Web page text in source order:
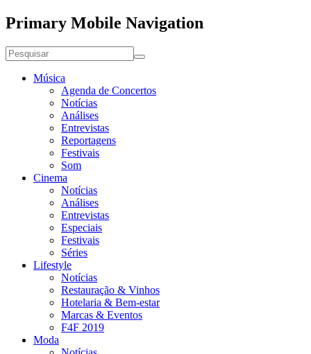
Primary Mobile Navigation
Música
Agenda de Concertos
Notícias
Análises
Entrevistas
Reportagens
Festivais
Som
Cinema
Notícias
Análises
Entrevistas
Especiais
Festivais
Séries
Lifestyle
Notícias
Restauração & Vinhos
Hotelaria & Bem-estar
Marcas & Eventos
F4F 2019
Moda